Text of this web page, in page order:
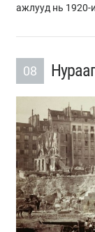
ажлууд нь 1920-
08